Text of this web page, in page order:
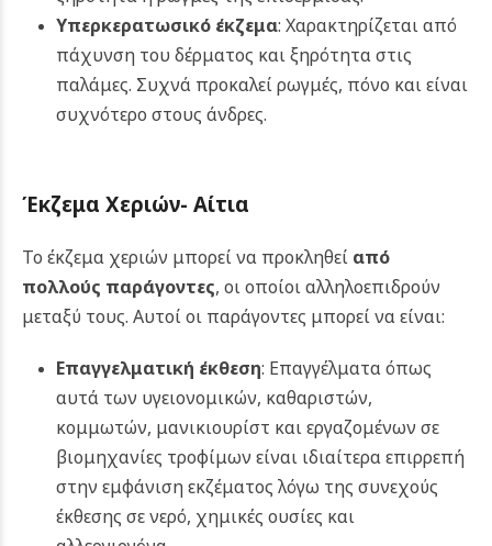
Υπερκερατωσικό έκζεμα: Χαρακτηρίζεται από
πάχυνση του δέρματος και ξηρότητα στις
παλάμες. Συχνά προκαλεί ρωγμές, πόνο και είναι
συχνότερο στους άνδρες.
Έκζεμα Χεριών- Αίτια
Το έκζεμα χεριών μπορεί να προκληθεί από
πολλούς παράγοντες, οι οποίοι αλληλοεπιδρούν
μεταξύ τους. Αυτοί οι παράγοντες μπορεί να είναι:
Επαγγελματική έκθεση: Επαγγέλματα όπως
αυτά των υγειονομικών, καθαριστών,
κομμωτών, μανικιουρίστ και εργαζομένων σε
βιομηχανίες τροφίμων είναι ιδιαίτερα επιρρεπή
στην εμφάνιση εκζέματος λόγω της συνεχούς
έκθεσης σε νερό, χημικές ουσίες και